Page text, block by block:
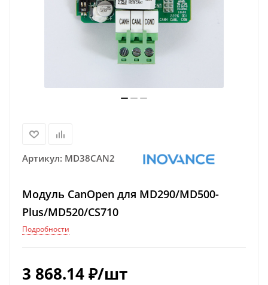
Артикул: MD38CAN2
Модуль CanOpen для MD290/MD500-
Plus/MD520/CS710
Подробности
3 868.14₽/шт